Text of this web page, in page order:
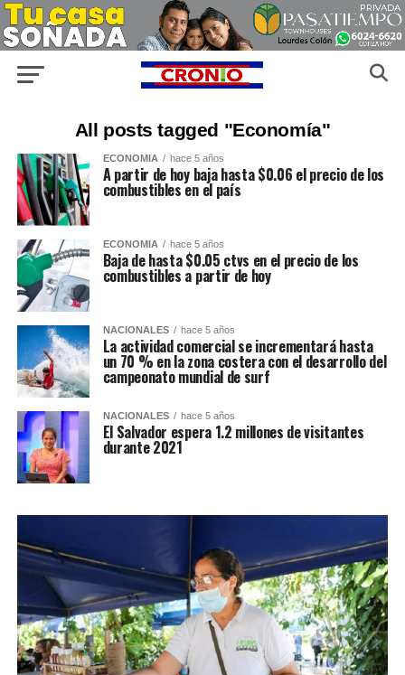
All posts tagged "Economía"
ECONOMIA hace 5 años
A partir de hoy baja hasta $0.06 el precio de los
combustibles en el país
ECONOMIA hace 5 años
Baja de hasta $0.05 ctvs en el precio de los
combustibles a partir de hoy
NACIONALES hace 5 años
La actividad comercial se incrementará hasta
un 70 % en la zona costera con el desarrollo del
campeonato mundial de surf
NACIONALES hace 5 años
El Salvador espera 1.2 millones de visitantes
durante 2021